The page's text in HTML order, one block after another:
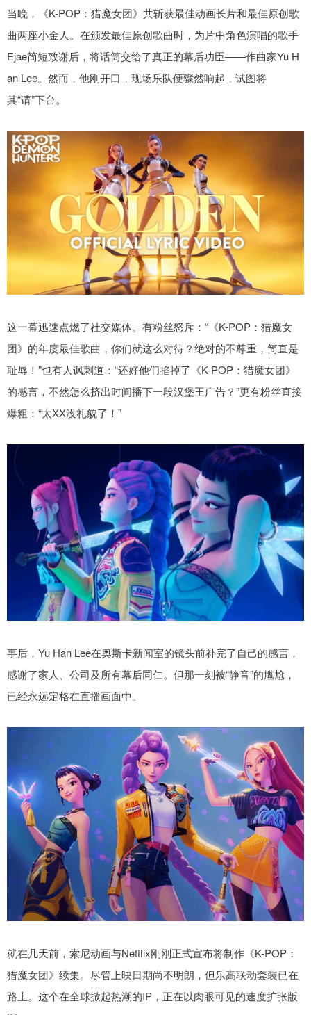
当晚，《K-POP：猎魔女团》共斩获最佳动画长片和最佳原创歌
曲两座小金人。在颁发最佳原创歌曲时，为片中角色演唱的歌手
Ejae简短致谢后，将话筒交给了真正的幕后功臣——作曲家Yu H
an Lee。然而，他刚开口，现场乐队便骤然响起，试图将
其“请”下台。
这一幕迅速点燃了社交媒体。有粉丝怒斥：“《K-POP：猎魔女
团》的年度最佳歌曲，你们就这么对待？绝对的不尊重，简直是
耻辱！”也有人讽刺道：“还好他们掐掉了《K-POP：猎魔女团》
的感言，不然怎么挤出时间播下一段汉堡王广告？”更有粉丝直接
爆粗：“太XX没礼貌了！”
事后，Yu Han Lee在奥斯卡新闻室的镜头前补完了自己的感言，
感谢了家人、公司及所有幕后同仁。但那一刻被“静音”的尴尬，
已经永远定格在直播画面中。
就在几天前，索尼动画与Netflix刚刚正式宣布将制作《K-POP：
猎魔女团》续集。尽管上映日期尚不明朗，但乐高联动套装已在
路上。这个在全球掀起热潮的IP，正在以肉眼可见的速度扩张版